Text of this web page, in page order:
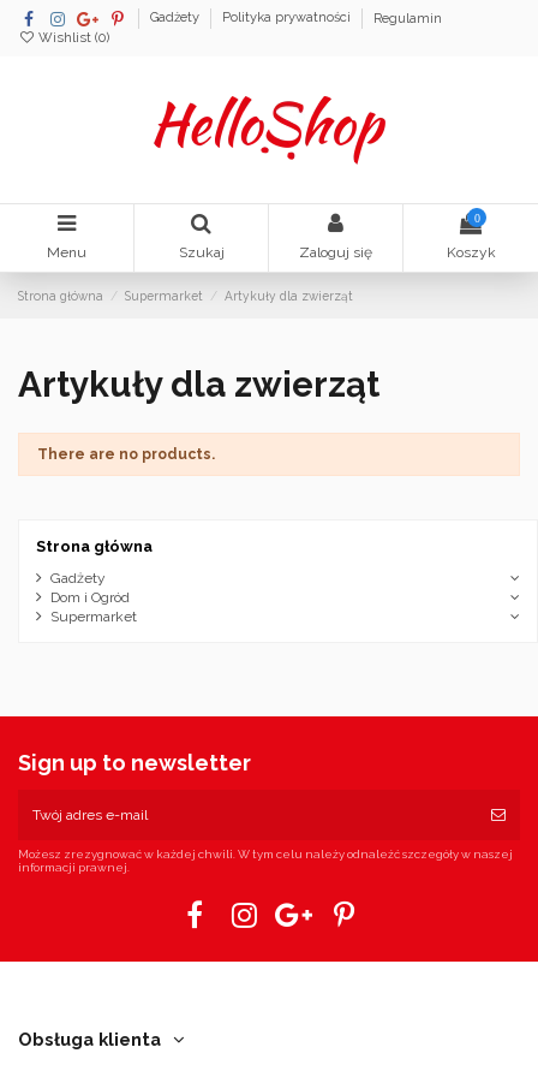
Gadżety Polityka prywatności
Regulamin
Wishlist (0)
Menu Szukaj Zaloguj się
0
Koszyk
Strona główna Supermarket Artykuły dla zwierząt
Artykuły dla zwierząt
There are no products.
Strona główna
Gadżety
Dom i Ogród
Supermarket
Sign up to newsletter
Możesz zrezygnować w każdej chwili. W tym celu należy odnaleźć szczegóły w naszej
informacji prawnej.
Obsługa klienta